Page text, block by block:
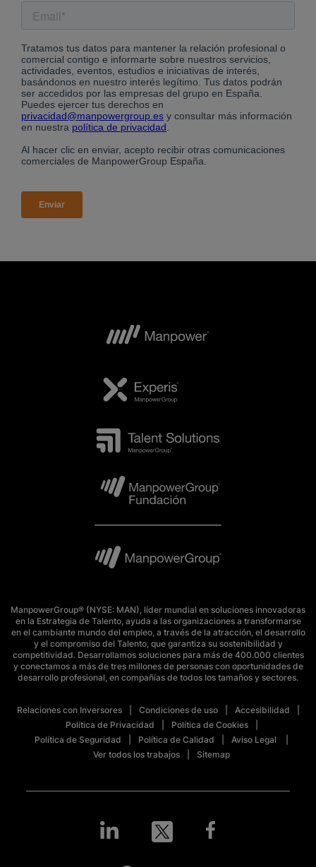
ManpowerGroup® (NYSE: MAN), líder mundial en soluciones innovadoras
en la Estrategia de Talento, ayuda a las organizaciones a transformarse
en el cambiante mundo del empleo, a través de la atracción, el desarrollo
y el compromiso del Talento, que garantiza su sostenibilidad y
competitividad. Desarrollamos soluciones para más de 400.000 clientes
y conectamos a más de tres millones de personas con oportunidades de
desarrollo profesional, en compañías de todos los tamaños y sectores.
Relaciones con Inversores Condiciones de uso
Accesibilidad
Política de Privacidad
Política de Cookies
Política de Seguridad
Política de Calidad
Aviso Legal
Ver todos los trabajos
Sitemap